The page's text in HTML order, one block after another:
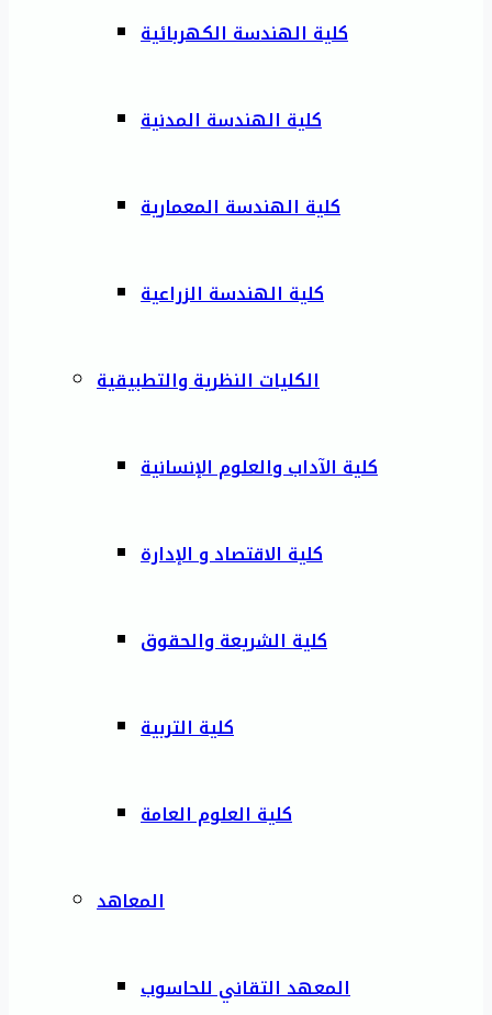
كلية الهندسة الكهربائية
كلية الهندسة المدنية
كلية الهندسة المعمارية
كلية الهندسة الزراعية
الكليات النظرية والتطبيقية
كلية الآداب والعلوم الإنسانية
كلية الاقتصاد و الإدارة
كلية الشريعة والحقوق
كلية التربية
كلية العلوم العامة
المعاهد
المعهد التقاني للحاسوب